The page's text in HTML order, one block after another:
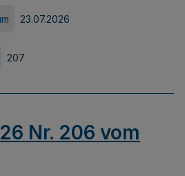
23.07.2026
207
Nr. 206 vom